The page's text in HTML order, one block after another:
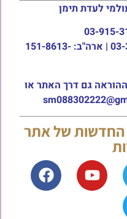
לעדת תימן
8416* | 03-30-8888-5 | ארה"ב: 151-8613-
גם דרך האתר או
החדשות של אתר